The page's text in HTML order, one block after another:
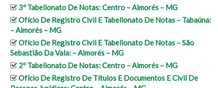
3º Tabelionato De Notas: Centro – Aimorés – MG
Ofício De Registro Civil E Tabelionato De Notas – Tabaúna:
– Aimorés – MG
Ofício De Registro Civil E Tabelionato De Notas – São
Sebastião Da Vala: – Aimorés – MG
2º Tabelionato De Notas: Centro – Aimorés – MG
Ofício De Registro De Títulos E Documentos E Civil De